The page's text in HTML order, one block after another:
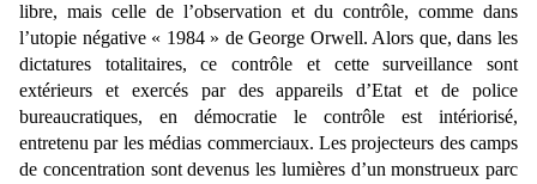
libre, mais celle de l’observation et du contrôle, comme dans
l’utopie négative « 1984 » de George Orwell. Alors que, dans les
dictatures totalitaires, ce contrôle et cette surveillance sont
extérieurs et exercés par des appareils d’Etat et de police
bureaucratiques, en démocratie le contrôle est intériorisé,
entretenu par les médias commerciaux. Les projecteurs des camps
de concentration sont devenus les lumières d’un monstrueux parc